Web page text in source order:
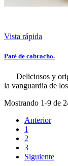
Vista rápida
Paté de cabracho.
Deliciosos y
la vanguardia de
Mostrando 1-9 de
Anterior
1
2
3
Siguiente